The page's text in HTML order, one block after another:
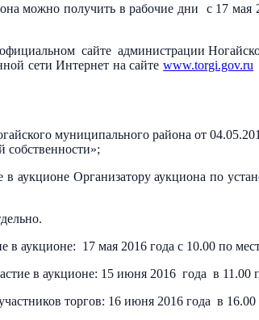
можно получить в рабочие дни с 17
сайте администрации
сети Интернет на сайтеwww.torgi.gov.ru
муниципального района от
собственности»;
в аукционе Организатору аукциона по
в аукционе: 17 мая 2016 года с 10.00 по
в аукционе: 15 июня 2016 года в 11.00
торгов: 16 июня 2016 года в